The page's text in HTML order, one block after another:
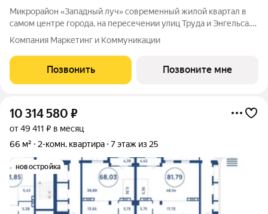
Микрорайон «Западный луч» современный жилой квартал в
самом центре города, на пересечении улиц Труда и Энгельса.
Монолитно-каркасные высотные дома формируют
узнаваемый архитектурный облик и стали настоящим
украшением центральной части Челябинска.
Компания Маркетинг и Коммуникации
Позвонить Позвоните мне
10 314 580 ₽
от 49 411 ₽ в месяц
66 м²
2-комн. квартира 7 этаж из 25
новостройка